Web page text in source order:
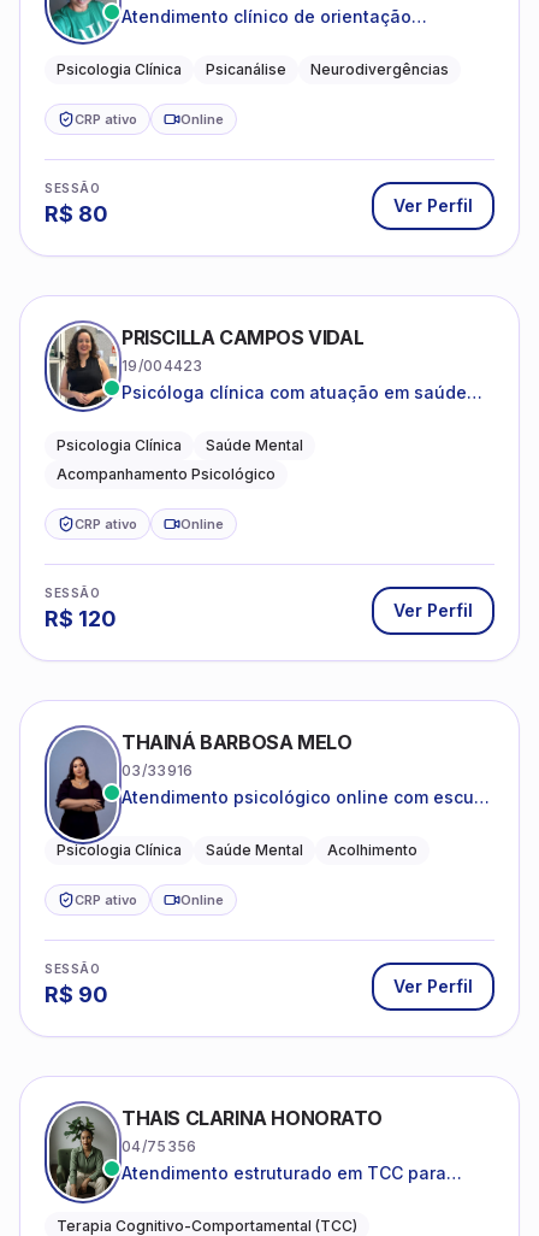
Atendimento clínico de orientação
crianças neurotípicas
Psicologia Clínica Psicanálise Neurodivergências
CRP ativo Online
SESSÃO
R$ 80 Ver Perfil
PRISCILLA CAMPOS VIDAL
19/004423
Psicóloga clínica com atuação em saúde
Psicologia Clínica
Saúde Mental
Acompanhamento Psicológico
CRP ativo Online
SESSÃO
R$ 120 Ver Perfil
THAINÁ BARBOSA MELO
03/33916
Atendimento psicológico online com escuta
emocional
Psicologia Clínica Saúde Mental Acolhimento
CRP ativo Online
SESSÃO
R$ 90 Ver Perfil
THAIS CLARINA HONORATO
04/75356
Atendimento estruturado em TCC para
excessiva
Terapia Cognitivo-Comportamental (TCC)